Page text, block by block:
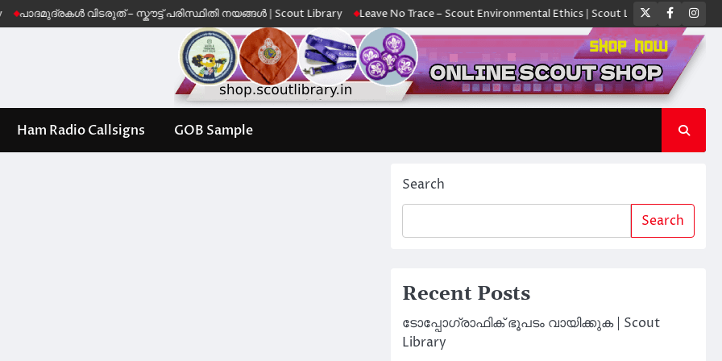
വിടരുത് – സ്കൗട്ട് പരിസ്ഥിതി നയങ്ങൾ | Scout Library Leave No Trace – Scout Environmental Ethics | Scout Library ക്യാമ്പിൽ ഓരോ
Twitter
Ham Radio Callsigns GOB Sample
Search
Search
Recent Posts
ടോപ്പോഗ്രാഫിക് ഭൂപടം വായിക്കുക | Scout
Library